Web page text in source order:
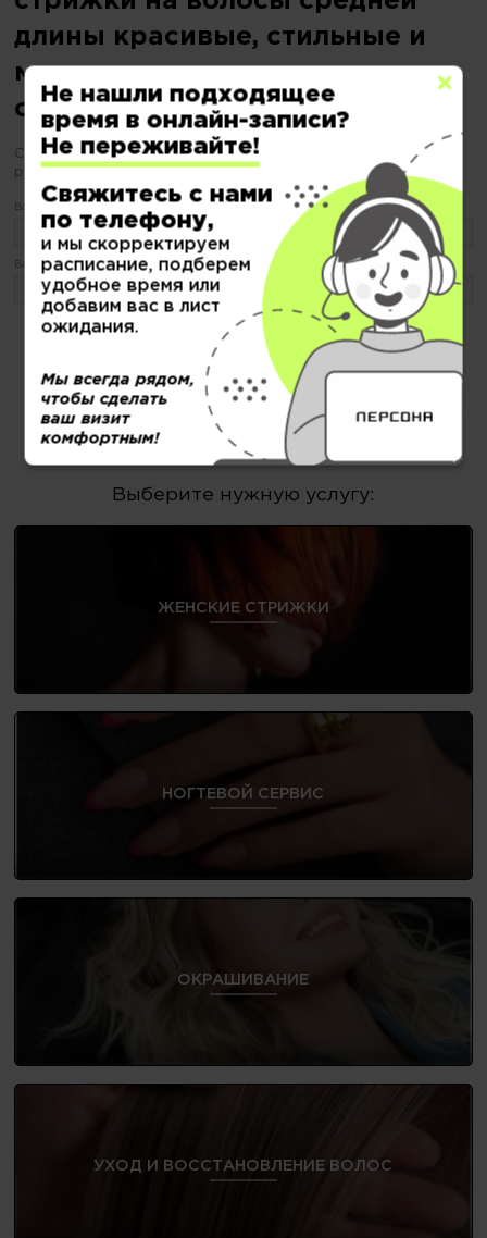
длины красивые, стильные и
модные, но еще не
определились?
С «ПЕРСОНОЙ» будьте уверены Ваш образ в надежных
руках
Ваше имя:
Ваш телефон:
или по тел. 8 (499) 677-54-48
Нажимая кнопку "Записаться" я даюсогласие на обработку и хранение персональных данных
политикой конфиденциальности
Выберите нужную услугу:
ЖЕНСКИЕ СТРИЖКИ
НОГТЕВОЙ СЕРВИС
ОКРАШИВАНИЕ
УХОД И ВОССТАНОВЛЕНИЕ ВОЛОС
Не нашли подходящее
время в онлайн-записи?
Не переживайте!
Свяжитесь с нами
по телефону,
и мы скорректируем
расписание, подберем
удобное время или
добавим вас в лист
ожидания.
Мы всегда рядом,
чтобы сделать
ваш визит
комфортным!